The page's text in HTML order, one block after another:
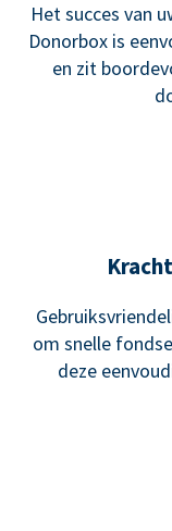
Het succes van
Donorbox is
en zit
om snelle
deze